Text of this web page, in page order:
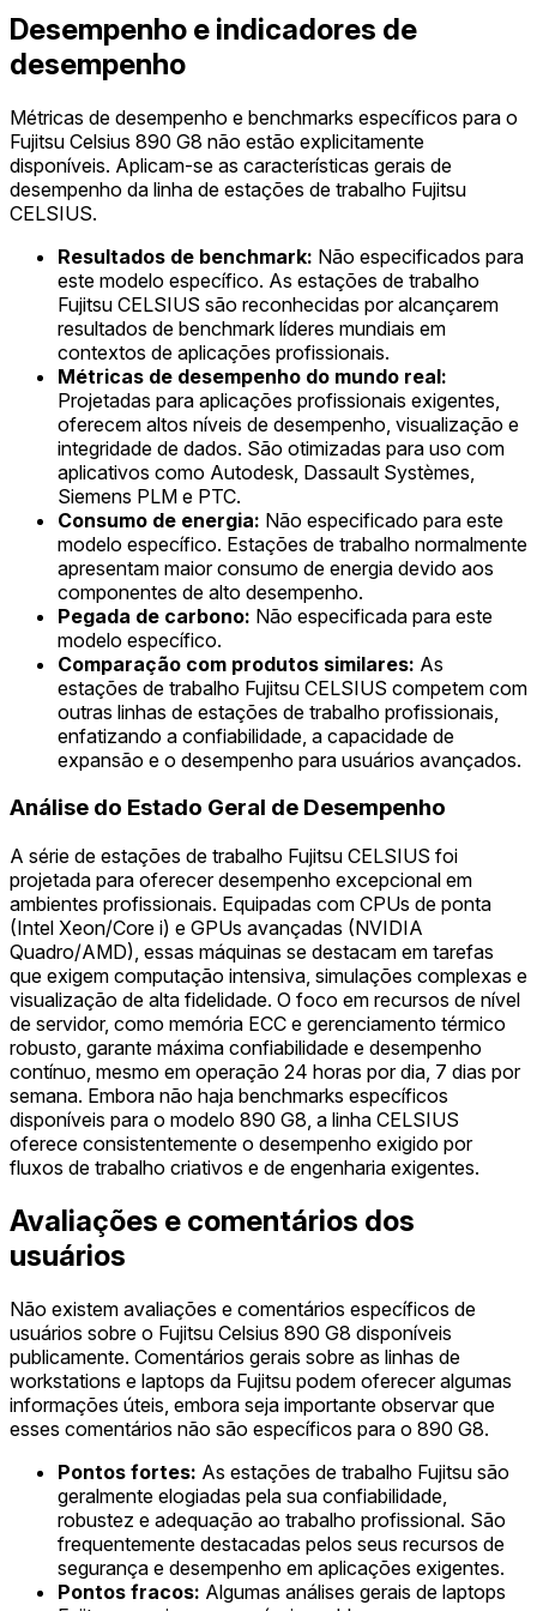
Desempenho e indicadores de
desempenho
Métricas de desempenho e benchmarks específicos para o
Fujitsu Celsius 890 G8 não estão explicitamente
disponíveis. Aplicam-se as características gerais de
desempenho da linha de estações de trabalho Fujitsu
CELSIUS.
Resultados de benchmark: Não especificados para
este modelo específico. As estações de trabalho
Fujitsu CELSIUS são reconhecidas por alcançarem
resultados de benchmark líderes mundiais em
contextos de aplicações profissionais.
Métricas de desempenho do mundo real:
Projetadas para aplicações profissionais exigentes,
oferecem altos níveis de desempenho, visualização e
integridade de dados. São otimizadas para uso com
aplicativos como Autodesk, Dassault Systèmes,
Siemens PLM e PTC.
Consumo de energia: Não especificado para este
modelo específico. Estações de trabalho normalmente
apresentam maior consumo de energia devido aos
componentes de alto desempenho.
Pegada de carbono: Não especificada para este
modelo específico.
Comparação com produtos similares: As
estações de trabalho Fujitsu CELSIUS competem com
outras linhas de estações de trabalho profissionais,
enfatizando a confiabilidade, a capacidade de
expansão e o desempenho para usuários avançados.
Análise do Estado Geral de Desempenho
A série de estações de trabalho Fujitsu CELSIUS foi
projetada para oferecer desempenho excepcional em
ambientes profissionais. Equipadas com CPUs de ponta
(Intel Xeon/Core i) e GPUs avançadas (NVIDIA
Quadro/AMD), essas máquinas se destacam em tarefas
que exigem computação intensiva, simulações complexas e
visualização de alta fidelidade. O foco em recursos de nível
de servidor, como memória ECC e gerenciamento térmico
robusto, garante máxima confiabilidade e desempenho
contínuo, mesmo em operação 24 horas por dia, 7 dias por
semana. Embora não haja benchmarks específicos
disponíveis para o modelo 890 G8, a linha CELSIUS
oferece consistentemente o desempenho exigido por
fluxos de trabalho criativos e de engenharia exigentes.
Avaliações e comentários dos
usuários
Não existem avaliações e comentários específicos de
usuários sobre o Fujitsu Celsius 890 G8 disponíveis
publicamente. Comentários gerais sobre as linhas de
workstations e laptops da Fujitsu podem oferecer algumas
informações úteis, embora seja importante observar que
esses comentários não são específicos para o 890 G8.
Pontos fortes: As estações de trabalho Fujitsu são
geralmente elogiadas pela sua confiabilidade,
robustez e adequação ao trabalho profissional. São
frequentemente destacadas pelos seus recursos de
segurança e desempenho em aplicações exigentes.
Pontos fracos: Algumas análises gerais de laptops